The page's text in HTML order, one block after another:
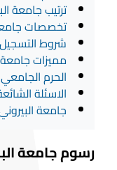
ترتيب جامعة
تخصصات
شروط
مميزات جامعة
الحرم
الاسئلة
جامعة
رسوم جامعة